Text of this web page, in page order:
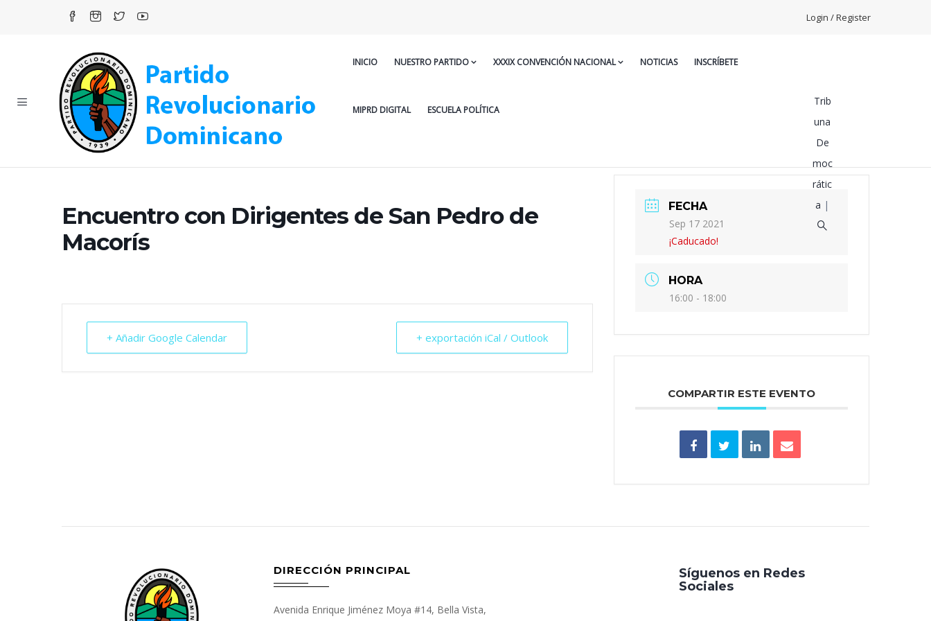
Login / Register
INICIO NUESTRO PARTIDO XXXIX CONVENCIÓN NACIONAL NOTICIAS INSCRÍBETE
MIPRD DIGITAL ESCUELA POLÍTICA
Trib
una
De
moc
rátic
a |
Encuentro con Dirigentes de San Pedro de
Macorís
+ Añadir Google Calendar + exportación iCal / Outlook
FECHA
Sep 17 2021
¡Caducado!
HORA
16:00 - 18:00
COMPARTIR ESTE EVENTO
DIRECCIÓN PRINCIPAL
Avenida Enrique Jiménez Moya #14, Bella Vista,
Síguenos en Redes
Sociales